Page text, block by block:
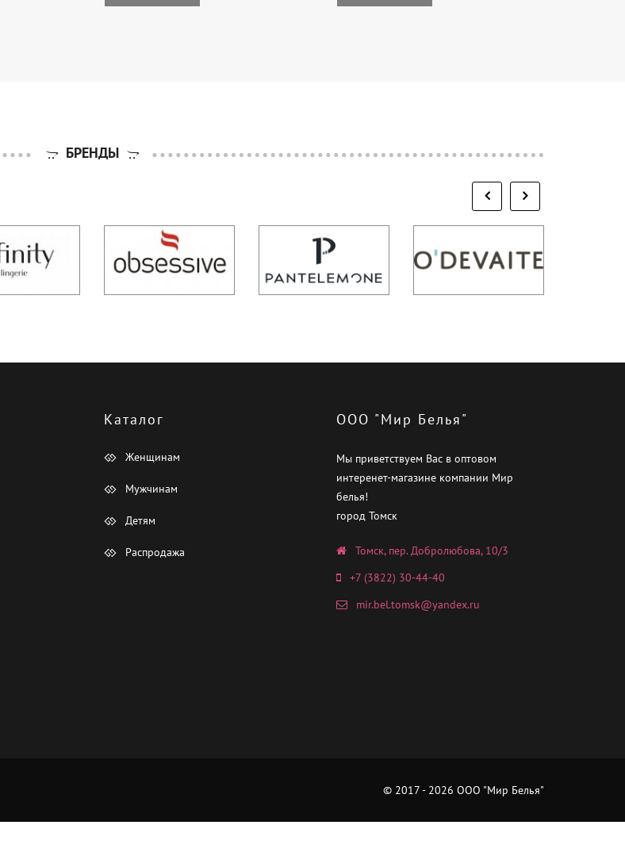
БРЕНДЫ
Каталог
Женщинам
Мужчинам
Детям
Распродажа
ООО "Мир Белья"
Мы приветствуем Вас в оптовом
интеренет-магазине компании Мир
белья!
город Томск
Томск, пер. Добролюбова, 10/3
+7 (3822) 30-44-40
mir.bel.tomsk@yandex.ru
© 2017 - 2026 ООО "Мир Белья"